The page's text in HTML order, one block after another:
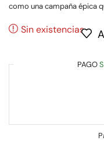
como una campaña épica
Sin existencias
PAGO